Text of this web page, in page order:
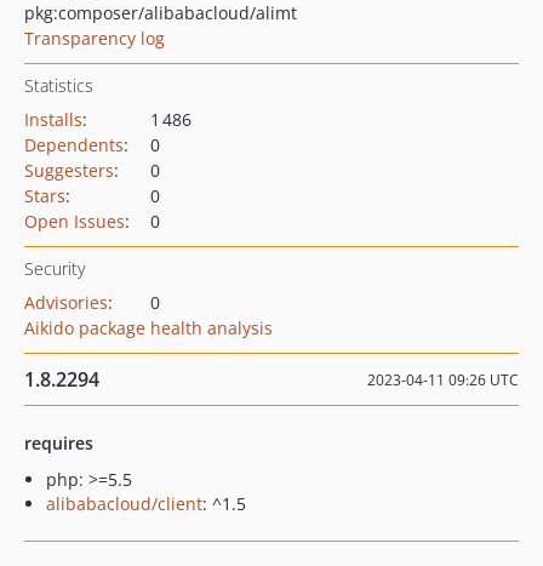
pkg:composer/alibabacloud/alimt
Transparency log
Statistics
Installs:
1 486
Dependents:
0
Suggesters:
0
Stars:
0
Open Issues: 0
Security
Advisories:
0
Aikido package health analysis
1.8.2294 2023-04-11 09:26 UTC
requires
php: >=5.5
alibabacloud/client: ^1.5